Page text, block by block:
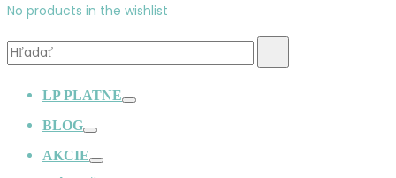
No products in the wishlist
Vyhľadávanie:
LP PLATNE
BLOG
AKCIE